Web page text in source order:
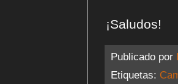
¡Saludos!
Publicado por
Etiquetas: